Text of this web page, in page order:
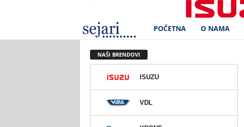
e
r
POČETNA O NAMA
NAŠI BRENDOVI
ISUZU
VDL